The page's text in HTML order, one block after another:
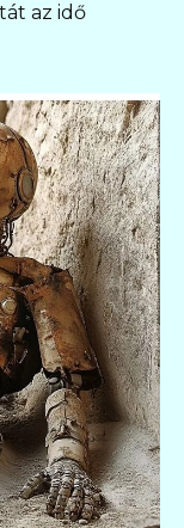
az idő